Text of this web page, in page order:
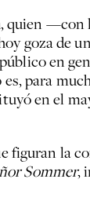
quien —con
goza de
en
para
en el
figuran la
Sommer,